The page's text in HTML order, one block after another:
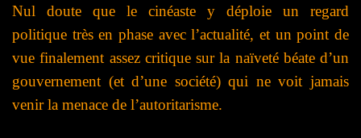
Nul doute que le cinéaste y déploie un regard
politique très en phase avec l’actualité, et un point de
vue finalement assez critique sur la naïveté béate d’un
gouvernement (et d’une société) qui ne voit jamais
venir la menace de l’autoritarisme.